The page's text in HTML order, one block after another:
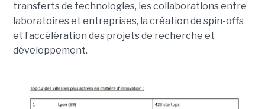
transferts de technologies, les collaborations entre
laboratoires et entreprises, la création de spin-offs
et l’accélération des projets de recherche et
développement.